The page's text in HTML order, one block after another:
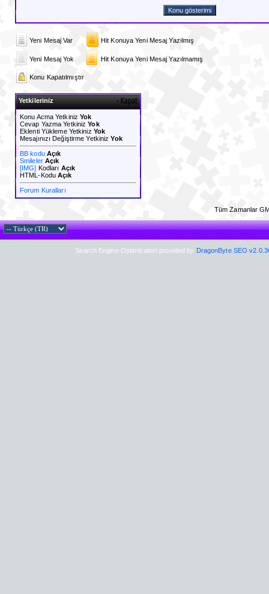
Yeni Mesaj Var Hit Konuya Yeni Mesaj Yazılmış
Yeni Mesaj Yok Hit Konuya Yeni Mesaj Yazılmamış
Konu Kapatılmıştır
Yetkileriniz
Konu Acma YetkinizYok
Cevap Yazma YetkinizYok
Eklenti Yükleme Yetkiniz Yok
Mesajınızı Değiştirme YetkinizYok
BB kodu Açık
Smileler Açık
[IMG] Kodları Açık
HTML-KoduAçık
Forum Kuralları
Tüm Zamanlar
Search Engine Optimisation provided by DragonByte SEO